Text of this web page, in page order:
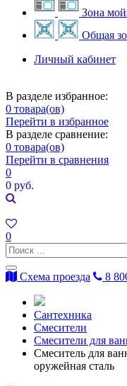
Зона
Общая
Личный кабинет
В разделе избранное:
0 товара(ов)
Перейти в избранное
В разделе сравнение:
0 товара(ов)
Перейти в сравнения
0
0 руб.
0
Схема проезда 8
Сантехника
Смесители
Смесители для
Смеситель для
оружейная сталь